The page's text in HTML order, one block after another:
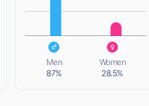
Men
87%
Women
28.5%